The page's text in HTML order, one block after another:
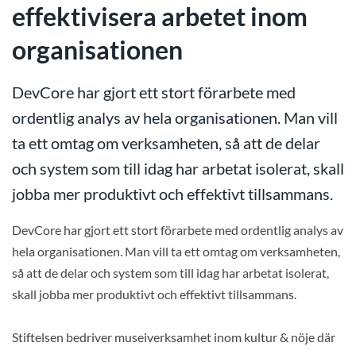
effektivisera arbetet inom
organisationen
DevCore har gjort ett stort förarbete med
ordentlig analys av hela organisationen. Man vill
ta ett omtag om verksamheten, så att de delar
och system som till idag har arbetat isolerat, skall
jobba mer produktivt och effektivt tillsammans.
DevCore har gjort ett stort förarbete med ordentlig analys av
hela organisationen. Man vill ta ett omtag om verksamheten,
så att de delar och system som till idag har arbetat isolerat,
skall jobba mer produktivt och effektivt tillsammans.
Stiftelsen bedriver museiverksamhet inom kultur & nöje där